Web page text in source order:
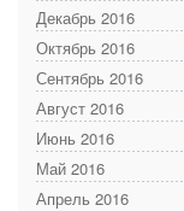
Декабрь 2016
Октябрь 2016
Сентябрь 2016
Август 2016
Июнь 2016
Май 2016
Апрель 2016